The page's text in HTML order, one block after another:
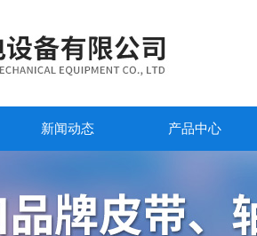
新闻动态 产品中心